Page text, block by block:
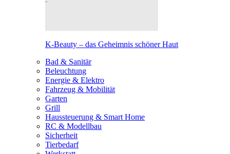
K-Beauty – das Geheimnis schöner Haut
Bad & Sanitär
Beleuchtung
Energie & Elektro
Fahrzeug & Mobilität
Garten
Grill
Haussteuerung & Smart Home
RC & Modellbau
Sicherheit
Tierbedarf